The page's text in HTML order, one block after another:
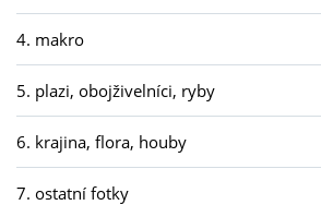
4. makro
5. plazi, obojživelníci, ryby
6. krajina, flora, houby
7. ostatní fotky